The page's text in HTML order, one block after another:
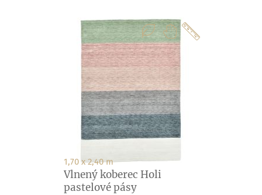
1,70 x 2,40 m
Vlnený koberec Holi
pastelové pásy